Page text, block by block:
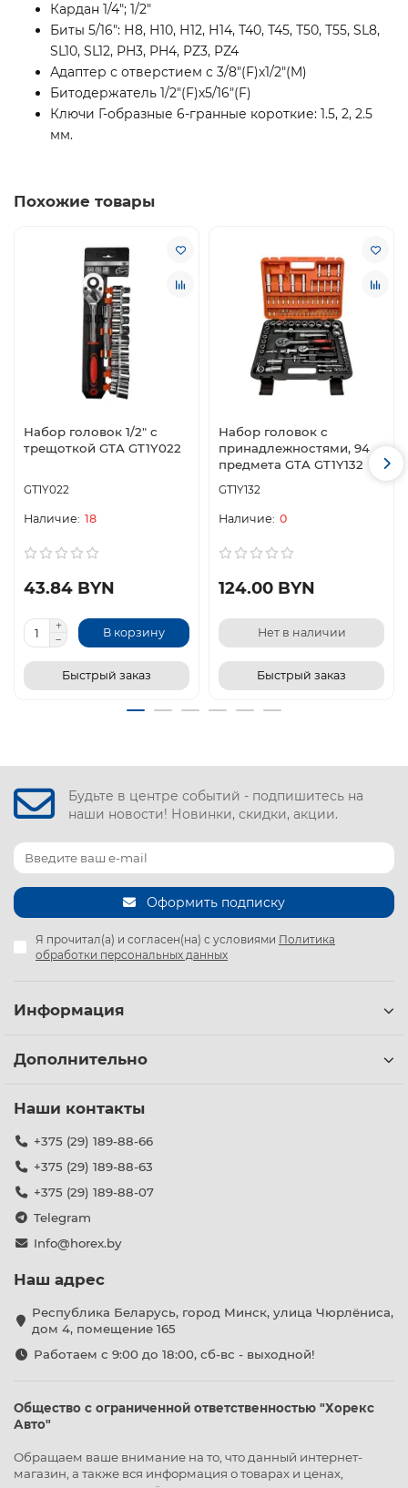
Кардан 1/4"; 1/2"
Биты 5/16": Н8, Н10, Н12, Н14, Т40, Т45, Т50, Т55, SL8,
SL10, SL12, PH3, PH4, PZ3, PZ4
Адаптер с отверстием с 3/8"(F)х1/2"(M)
Битодержатель 1/2"(F)х5/16"(F)
Ключи Г-образные 6-гранные короткие: 1.5, 2, 2.5
мм.
Похожие товары
Набор головок 1/2" с
трещоткой GTA GT1Y022
GT1Y022
18
43.84 BYN
В корзину
Быстрый заказ
Набор головок с
принадлежностями, 94
предмета GTA GT1Y132
GT1Y132
0
124.00 BYN
Нет в наличии
Быстрый заказ
Будьте в центре событий - подпишитесь на
наши новости! Новинки, скидки, акции.
Оформить подписку
Я прочитал(а) и согласен(на) с условиями Политика
обработки персональных данных
Информация
Дополнительно
Наши контакты
+375 (29) 189-88-66
+375 (29) 189-88-63
+375 (29) 189-88-07
Telegram
Info@horex.by
Наш адрес
Республика Беларусь, город Минск, улица Чюрлёниса,
дом 4, помещение 165
Работаем с 9:00 до 18:00, сб-вс - выходной!
Общество с ограниченной ответственностью "Хорекс
Авто"
Обращаем ваше внимание на то, что данный интернет-
магазин, а также вся информация о товарах и ценах,